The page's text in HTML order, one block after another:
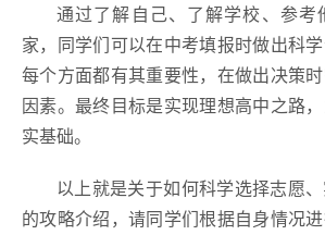
通过了解自己、了解学校、参考
家，同学们可以在中考填报时做出科学
每个方面都有其重要性，在做出决策
因素。最终目标是实现理想高中之路
实基础。
以上就是关于如何科学选择志愿
的攻略介绍，请同学们根据自身情况